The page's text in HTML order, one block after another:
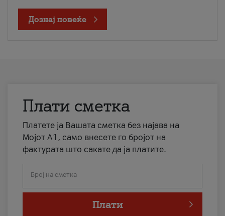
Дознај повеќе
Плати сметка
Платете ја Вашата сметка без најава на
Мојот А1, само внесете го бројот на
фактурата што сакате да ја платите.
Број на сметка
Плати